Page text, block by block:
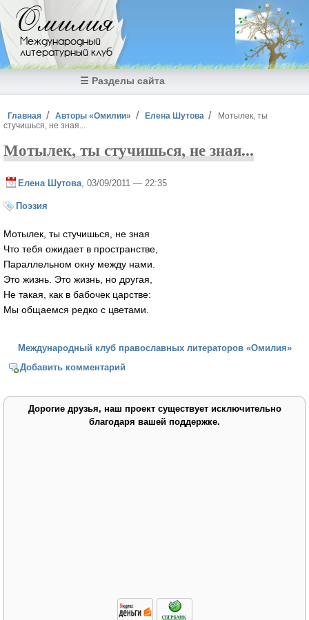
Перейти к основному содержанию
Омилия
Международный
литературный клуб
☰ Разделы сайта
Вы здесь
Главная Авторы «Омилии» Елена Шутова
Мотылек, ты
стучишься, не зная...
Мотылек, ты стучишься, не зная...
Елена Шутова , 03/09/2011 — 22:35
Поэзия
Мотылек, ты стучишься, не зная
Что тебя ожидает в пространстве,
Параллельном окну между нами.
Это жизнь. Это жизнь, но другая,
Не такая, как в бабочек царстве:
Мы общаемся редко с цветами.
Международный клуб православных литераторов «Омилия»
Добавить комментарий
Дорогие друзья, наш проект существует исключительно
благодаря вашей поддержке.